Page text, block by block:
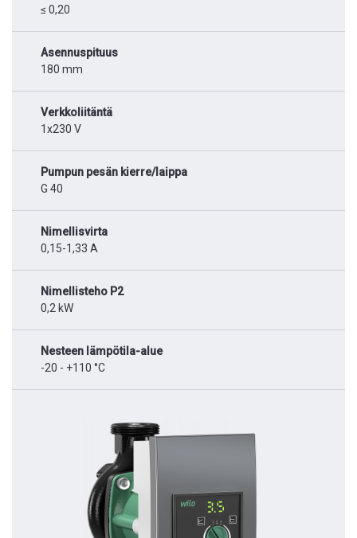
≤ 0,20
Asennuspituus
180 mm
Verkkoliitäntä
1x230 V
Pumpun pesän kierre/laippa
G 40
Nimellisvirta
0,15-1,33 A
Nimellisteho P2
0,2 kW
Nesteen lämpötila-alue
-20 - +110 °C